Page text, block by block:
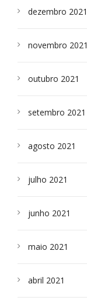
dezembro 2021
novembro 2021
outubro 2021
setembro 2021
agosto 2021
julho 2021
junho 2021
maio 2021
abril 2021